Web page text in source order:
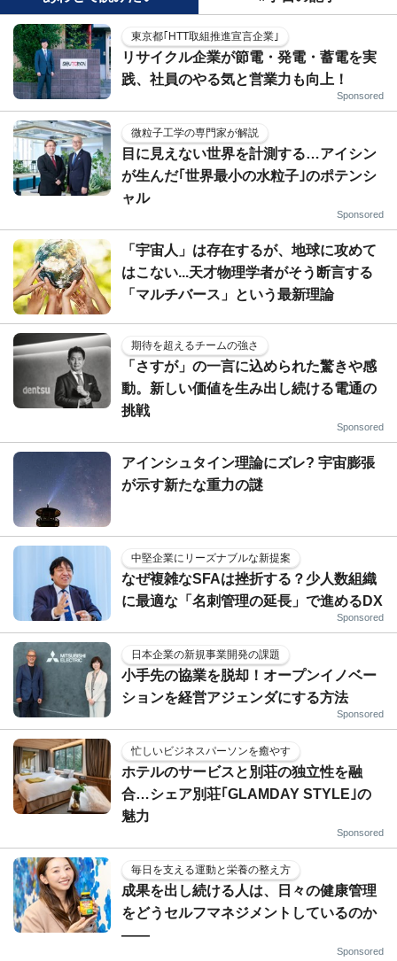
東京都｢HTT取組推進宣言企業｣
リサイクル企業が節電・発電・蓄電を実
践、社員のやる気と営業力も向上！
Sponsored
微粒子工学の専門家が解説
目に見えない世界を計測する…アイシン
が生んだ｢世界最小の水粒子｣のポテンシ
ャル
Sponsored
「宇宙人」は存在するが、地球に攻めて
はこない...天才物理学者がそう断言する
「マルチバース」という最新理論
期待を超えるチームの強さ
「さすが」の一言に込められた驚きや感
動。新しい価値を生み出し続ける電通の
挑戦
Sponsored
アインシュタイン理論にズレ? 宇宙膨張
が示す新たな重力の謎
中堅企業にリーズナブルな新提案
なぜ複雑なSFAは挫折する？少人数組織
に最適な「名刺管理の延長」で進めるDX
Sponsored
日本企業の新規事業開発の課題
小手先の協業を脱却！オープンイノベー
ションを経営アジェンダにする方法
Sponsored
忙しいビジネスパーソンを癒やす
ホテルのサービスと別荘の独立性を融
合…シェア別荘｢GLAMDAY STYLE｣の
魅力
Sponsored
毎日を支える運動と栄養の整え方
成果を出し続ける人は、日々の健康管理
をどうセルフマネジメントしているのか
——
Sponsored